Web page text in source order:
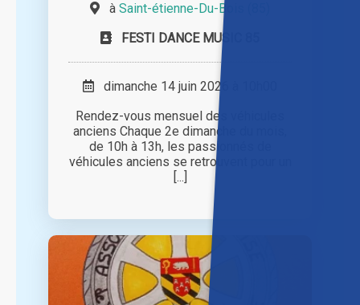
à Saint-étienne-Du-Bois (85)
FESTI DANCE MUSIC 85
dimanche 14 juin 2026 à 10h00
Rendez-vous mensuel des véhicules
anciens Chaque 2e dimanche du mois,
de 10h à 13h, les passionnés de
véhicules anciens se retrouvent pour un
[...]